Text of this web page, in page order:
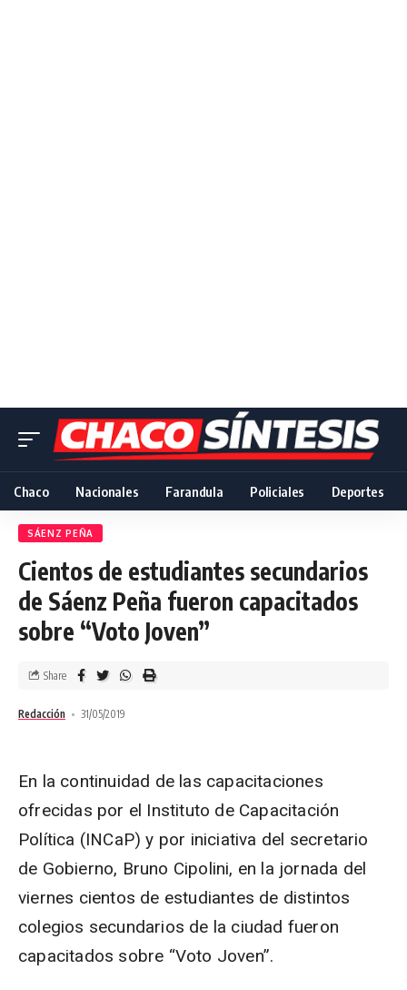
Chaco Nacionales Farandula Policiales Deportes
SÁENZ PEÑA
Cientos de estudiantes secundarios
de Sáenz Peña fueron capacitados
sobre “Voto Joven”
Redacción 31/05/2019
Share
En la continuidad de las capacitaciones
ofrecidas por el Instituto de Capacitación
Política (INCaP) y por iniciativa del secretario
de Gobierno, Bruno Cipolini, en la jornada del
viernes cientos de estudiantes de distintos
colegios secundarios de la ciudad fueron
capacitados sobre “Voto Joven”.